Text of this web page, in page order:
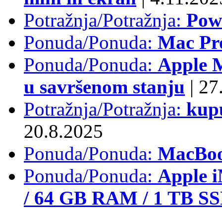
Potražnja/Potražnja:
Ponuda/Ponuda: Mac
Ponuda/Ponuda: Apple
u savršenom stanju |
Potražnja/Potražnja:
20.8.2025
Ponuda/Ponuda:
Ponuda/Ponuda: Apple
/ 64 GB RAM / 1 TB